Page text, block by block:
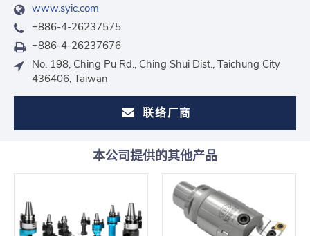
www.syic.com
+886-4-26237575
+886-4-26237676
No. 198, Ching Pu Rd., Ching Shui Dist., Taichung City
436406, Taiwan
联络厂商
本公司提供的其他产品